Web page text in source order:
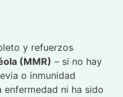
y refuerzos
(MMR) – si no hay
o inmunidad
enfermedad ni ha sido